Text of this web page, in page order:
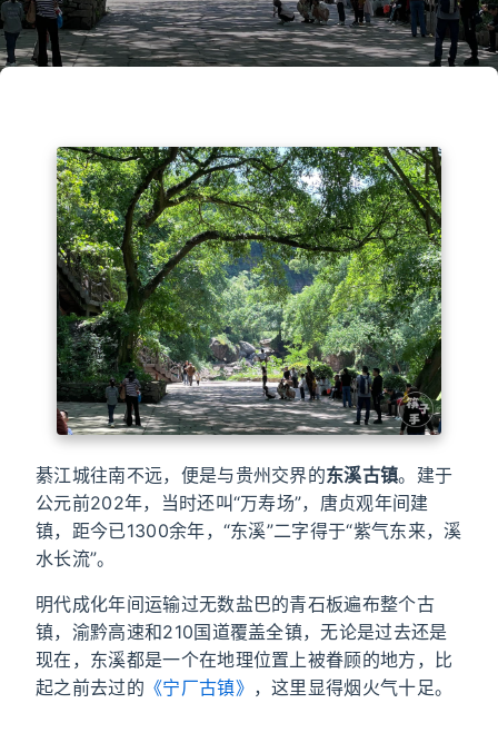
綦江城往南不远，便是与贵州交界的东溪古镇。建于
公元前202年，当时还叫“万寿场”，唐贞观年间建
镇，距今已1300余年，“东溪”二字得于“紫气东来，溪
水长流”。
明代成化年间运输过无数盐巴的青石板遍布整个古
镇，渝黔高速和210国道覆盖全镇，无论是过去还是
现在，东溪都是一个在地理位置上被眷顾的地方，比
起之前去过的 《宁厂古镇》 ，这里显得烟火气十足。